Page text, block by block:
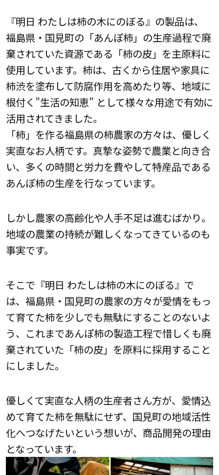
『明日 わたしは柿の木にのぼる』の製品は、
福島県・国見町の「あんぽ柿」の生産過程で廃
棄されていた資源である「柿の⽪」を主原料に
使用しています。柿は、古くから住居や家具に
柿渋を塗布して防腐作用を高めたり等、地域に
根付く”生活の知恵” として様々な用途で有効に
活用されてきました。
「柿」を作る福島県の柿農家の方々は、優しく
実直なお人柄です。真摯な姿勢で農業と向き合
い、多くの時間と労力を費やして特産品である
あんぽ柿の生産を行なっています。
しかし農家の高齢化や人手不足は進むばかり。
地域の農業の持続が難しくなってきているのも
事実です。
そこで『明日 わたしは柿の木にのぼる』で
は、福島県・国見町の農家の方々が愛情をもっ
て育てた柿を少しでも無駄にすることのないよ
う、これまであんぽ柿の製造工程で惜しくも廃
棄されていた「柿の⽪」を原料に採用すること
にしました。
優しくて実直な人柄の生産者さん方が、愛情込
めて育てた柿を無駄にせず、国見町の地域活性
化へつなげたいという想いが、商品開発の理由
となっています。